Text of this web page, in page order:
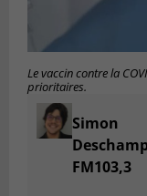
Le vaccin contre la
prioritaires.
Simon
FM103,3